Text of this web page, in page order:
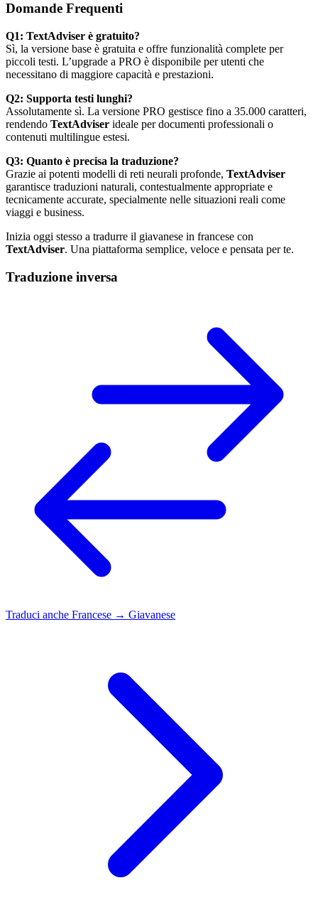
Domande Frequenti
Q1: TextAdviser è gratuito?
Sì, la versione base è gratuita e offre funzionalità complete per
piccoli testi. L’upgrade a PRO è disponibile per utenti che
necessitano di maggiore capacità e prestazioni.
Q2: Supporta testi lunghi?
Assolutamente sì. La versione PRO gestisce fino a 35.000 caratteri,
rendendo TextAdviser ideale per documenti professionali o
contenuti multilingue estesi.
Q3: Quanto è precisa la traduzione?
Grazie ai potenti modelli di reti neurali profonde, TextAdviser
garantisce traduzioni naturali, contestualmente appropriate e
tecnicamente accurate, specialmente nelle situazioni reali come
viaggi e business.
Inizia oggi stesso a tradurre il giavanese in francese con
TextAdviser. Una piattaforma semplice, veloce e pensata per te.
Traduzione inversa
Traduci anche Francese → Giavanese